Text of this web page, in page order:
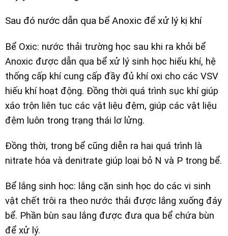
Sau đó nước dẫn qua bể Anoxic để xử lý kị khí
Bể Oxic: nước thải trường học sau khi ra khỏi bể
Anoxic được dẫn qua bể xử lý sinh học hiếu khí, hệ
thống cấp khí cung cấp đầy đủ khí oxi cho các VSV
hiếu khí hoạt động. Đồng thời quá trình sục khí giúp
xáo trộn liên tục các vật liệu đệm, giúp các vật liệu
đệm luôn trong trạng thái lơ lửng.
Đồng thời, trong bể cũng diễn ra hai quá trình là
nitrate hóa và denitrate giúp loại bỏ N và P trong bể.
Bể lắng sinh học: lắng cặn sinh học do các vi sinh
vật chết trôi ra theo nước thải được lắng xuống đáy
bể. Phần bùn sau lắng được đưa qua bể chứa bùn
để xử lý.